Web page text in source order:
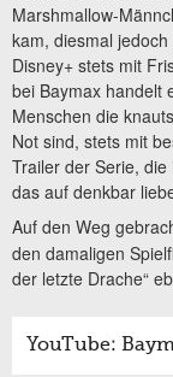
Marshmallow-
kam, diesmal
Disney+ stets mit
bei Baymax handelt
Menschen die
Not sind, stets mit
Trailer der Serie,
das auf denkbar
Auf den Weg
den damaligen
der letzte Drache“
YouTube: